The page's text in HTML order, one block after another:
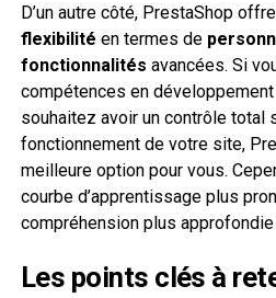
D’un autre côté, PrestaShop
flexibilité en termes de
fonctionnalités avancées. Si
compétences en
souhaitez avoir un contrôle total
fonctionnement de votre site,
meilleure option pour vous.
courbe d’apprentissage plus
compréhension plus
Les points clés à